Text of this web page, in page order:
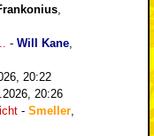
- Will Kane
20:22
20:26
- Smeller